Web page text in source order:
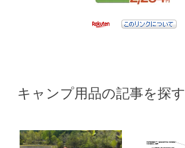
キャンプ用品の記事を探す